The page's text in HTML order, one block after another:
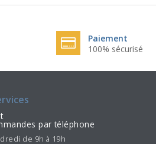
Paiement
100% sécurisé
par téléphone
de 9h à 19h